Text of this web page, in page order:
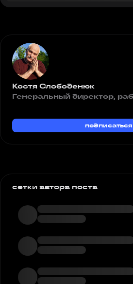
Костя Слободенюк
Генеральный директор,
подписаться
сетки автора поста